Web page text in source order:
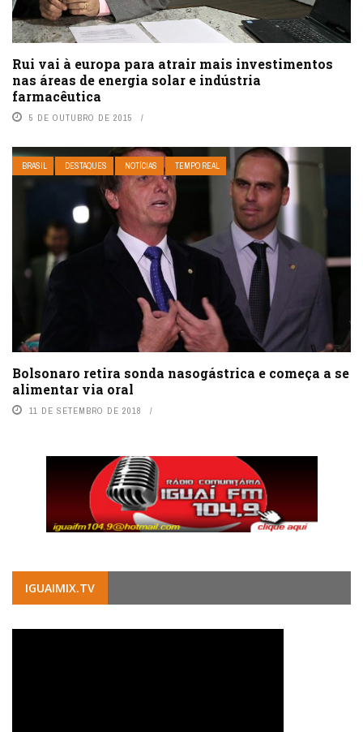
Rui vai à europa para atrair mais investimentos
nas áreas de energia solar e indústria
farmacêutica
5 DE OUTUBRO DE 2015
BRASIL DESTAQUES NOTÍCIAS TEMPO REAL
Bolsonaro retira sonda nasogástrica e começa a se
alimentar via oral
11 DE SETEMBRO DE 2018
IGUAIMIX.TV